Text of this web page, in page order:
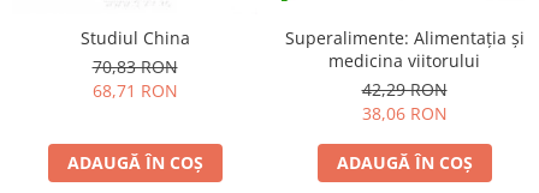
Studiul China
70,83 RON
68,71 RON
ADAUGĂ ÎN COȘ
Superalimente: Alimentaţia şi
medicina viitorului
42,29 RON
38,06 RON
ADAUGĂ ÎN COȘ